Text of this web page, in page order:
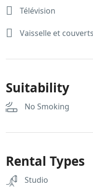
Télévision
Vaisselle et couverts
Suitability
No Smoking
Rental Types
Studio